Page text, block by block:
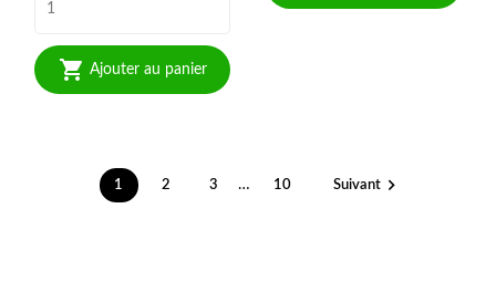
 Ajouter au panier
1 2 3 … 10 Suivant